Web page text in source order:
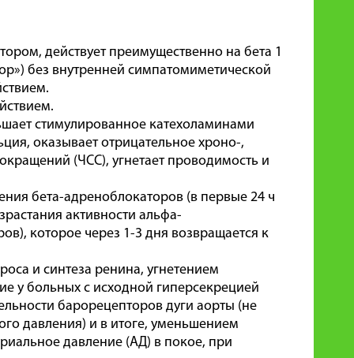
действует преимущественно на бета 1
без внутренней симпатомиметической
стимулированное катехоламинами
оказывает отрицательное хроно-,
(ЧСС), угнетает проводимость и
бета-адреноблокаторов (в первые 24 ч
активности альфа-
которое через 1-3 дня возвращается к
и синтеза ренина, угнетением
у больных с исходной гиперсекрецией
барорецепторов дуги аорты (не
давления) и в итоге, уменьшением
давление (АД) в покое, при